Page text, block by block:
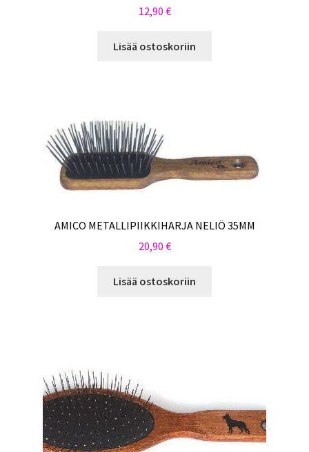
12,90 €
Lisää ostoskoriin
AMICO METALLIPIIKKIHARJA NELIÖ 35MM
20,90 €
Lisää ostoskoriin